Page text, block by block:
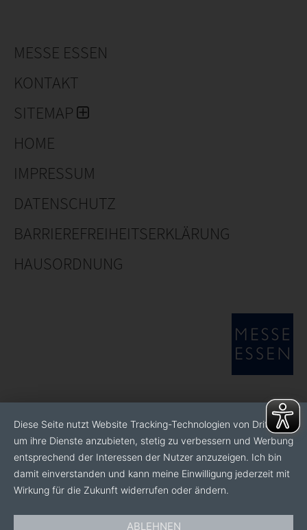
MESSE ESSEN
KONTAKT
SITEMAP
HOME
IMPRESSUM
DATENSCHUTZ
BARRIEREFREIHEITSERKLÄRUNG
HAUSORDNUNG
Diese Seite nutzt Website Tracking-Technologien von Dritten,
um ihre Dienste anzubieten, stetig zu verbessern und Werbung
entsprechend der Interessen der Nutzer anzuzeigen. Ich bin
damit einverstanden und kann meine Einwilligung jederzeit mit
Wirkung für die Zukunft widerrufen oder ändern.
ABLEHNEN